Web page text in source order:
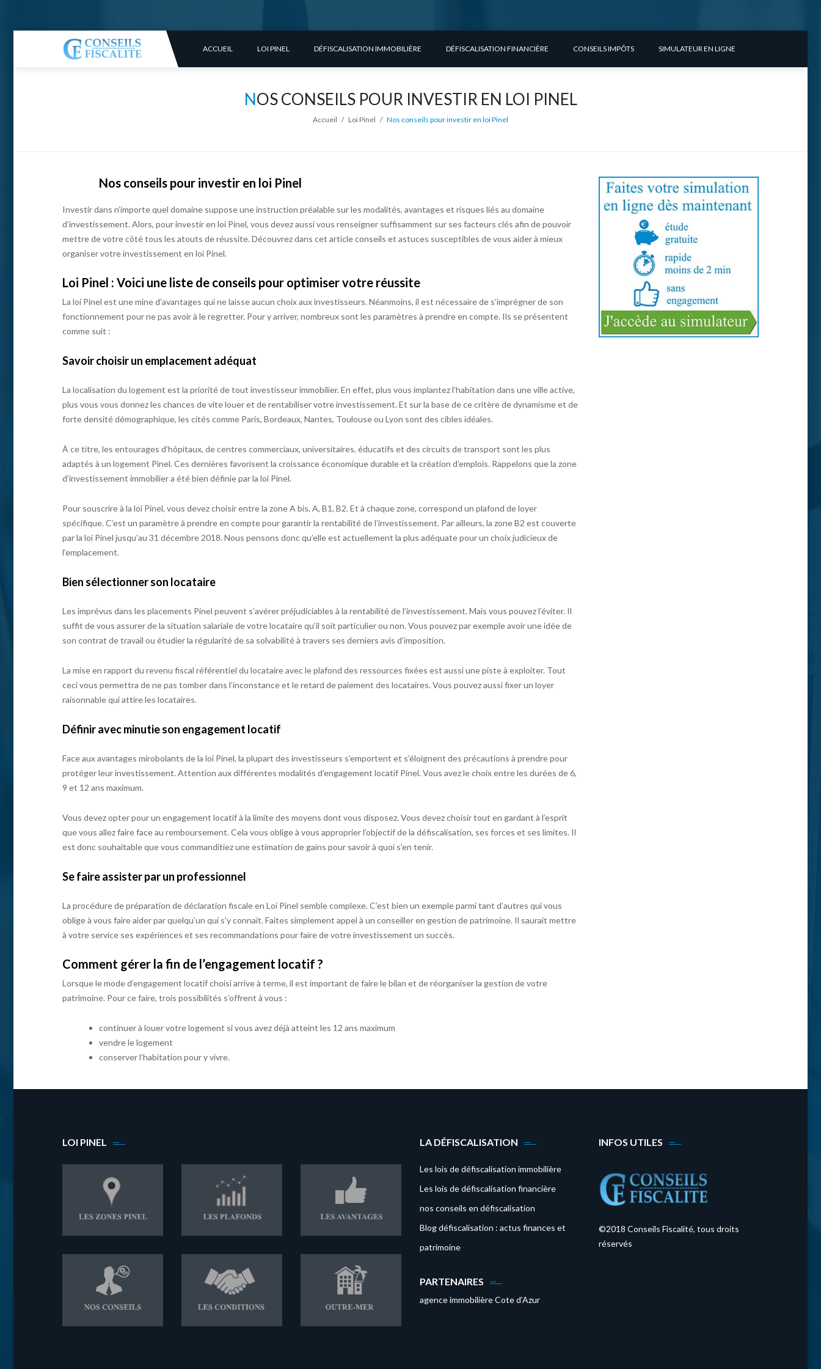
ACCUEIL LOI PINEL DÉFISCALISATION IMMOBILIÈRE DÉFISCALISATION FINANCIÈRE CONSEILS IMPÔTS SIMULATEUR EN LIGNE
NOS CONSEILS POUR INVESTIR EN LOI PINEL
Accueil / Loi Pinel / Nos conseils pour investir en loi Pinel
Nos conseils pour investir en loi Pinel
Investir dans n’importe quel domaine suppose une instruction préalable sur les modalités, avantages et risques liés au domaine
d’investissement. Alors, pour investir en loi Pinel, vous devez aussi vous renseigner suffisamment sur ses facteurs clés afin de pouvoir
mettre de votre côté tous les atouts de réussite. Découvrez dans cet article conseils et astuces susceptibles de vous aider à mieux
organiser votre investissement en loi Pinel.
Loi Pinel : Voici une liste de conseils pour optimiser votre réussite
La loi Pinel est une mine d’avantages qui ne laisse aucun choix aux investisseurs. Néanmoins, il est nécessaire de s’imprégner de son
fonctionnement pour ne pas avoir à le regretter. Pour y arriver, nombreux sont les paramètres à prendre en compte. Ils se présentent
comme suit :
Savoir choisir un emplacement adéquat
La localisation du logement est la priorité de tout investisseur immobilier. En effet, plus vous implantez l’habitation dans une ville active,
plus vous vous donnez les chances de vite louer et de rentabiliser votre investissement. Et sur la base de ce critère de dynamisme et de
forte densité démographique, les cités comme Paris, Bordeaux, Nantes, Toulouse ou Lyon sont des cibles idéales.
À ce titre, les entourages d’hôpitaux, de centres commerciaux, universitaires, éducatifs et des circuits de transport sont les plus
adaptés à un logement Pinel. Ces dernières favorisent la croissance économique durable et la création d’emplois. Rappelons que la zone
d’investissement immobilier a été bien définie par la loi Pinel.
Pour souscrire à la loi Pinel, vous devez choisir entre la zone A bis, A, B1, B2. Et à chaque zone, correspond un plafond de loyer
spécifique. C’est un paramètre à prendre en compte pour garantir la rentabilité de l’investissement. Par ailleurs, la zone B2 est couverte
par la loi Pinel jusqu’au 31 décembre 2018. Nous pensons donc qu’elle est actuellement la plus adéquate pour un choix judicieux de
l’emplacement.
Bien sélectionner son locataire
Les imprévus dans les placements Pinel peuvent s’avérer préjudiciables à la rentabilité de l’investissement. Mais vous pouvez l’éviter. Il
suffit de vous assurer de la situation salariale de votre locataire qu’il soit particulier ou non. Vous pouvez par exemple avoir une idée de
son contrat de travail ou étudier la régularité de sa solvabilité à travers ses derniers avis d’imposition.
La mise en rapport du revenu fiscal référentiel du locataire avec le plafond des ressources fixées est aussi une piste à exploiter. Tout
ceci vous permettra de ne pas tomber dans l’inconstance et le retard de paiement des locataires. Vous pouvez aussi fixer un loyer
raisonnable qui attire les locataires.
Définir avec minutie son engagement locatif
Face aux avantages mirobolants de la loi Pinel, la plupart des investisseurs s’emportent et s’éloignent des précautions à prendre pour
protéger leur investissement. Attention aux différentes modalités d’engagement locatif Pinel. Vous avez le choix entre les durées de 6,
9 et 12 ans maximum.
Vous devez opter pour un engagement locatif à la limite des moyens dont vous disposez. Vous devez choisir tout en gardant à l’esprit
que vous allez faire face au remboursement. Cela vous oblige à vous approprier l’objectif de la défiscalisation, ses forces et ses limites. Il
est donc souhaitable que vous commanditiez une estimation de gains pour savoir à quoi s’en tenir.
Se faire assister par un professionnel
La procédure de préparation de déclaration fiscale en Loi Pinel semble complexe. C’est bien un exemple parmi tant d’autres qui vous
oblige à vous faire aider par quelqu’un qui s’y connait. Faites simplement appel à un conseiller en gestion de patrimoine. Il saurait mettre
à votre service ses expériences et ses recommandations pour faire de votre investissement un succès.
Comment gérer la fin de l’engagement locatif ?
Lorsque le mode d’engagement locatif choisi arrive à terme, il est important de faire le bilan et de réorganiser la gestion de votre
patrimoine. Pour ce faire, trois possibilités s’offrent à vous :
continuer à louer votre logement si vous avez déjà atteint les 12 ans maximum
vendre le logement
conserver l’habitation pour y vivre.
LOI PINEL LA DÉFISCALISATION
Les lois de défiscalisation immobilière
Les lois de défiscalisation financière
nos conseils en défiscalisation
Blog défiscalisation : actus finances et
patrimoine
PARTENAIRES
agence immobilière Cote d’Azur
INFOS UTILES
©2018 Conseils Fiscalité, tous droits
réservés